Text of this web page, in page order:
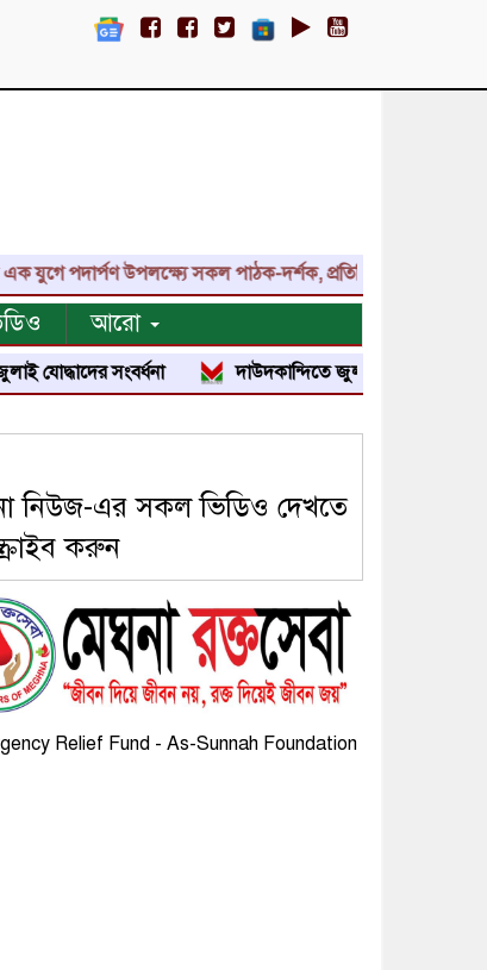
উপলক্ষ্যে সকল পাঠক-দর্শক, প্রতিনিধি, শুভাকাঙ্ক্ষী,
আরো
সংবর্ধনা দাউদকান্দিতে জুলাই শহীদ পরিবার ও জুলাই
নিউজ-এর সকল ভিডিও দেখতে
করুন